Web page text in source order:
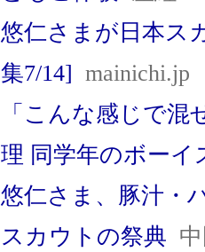
悠仁さまが日本ス
集7/14] mainichi.jp
「こんな感じで
理 同学年のボー
悠仁さま、豚汁・
スカウトの祭典